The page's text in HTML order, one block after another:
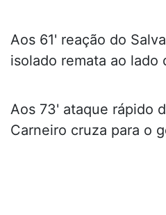
Aos 61' reação do
isolado remata ao lado
Aos 73' ataque rápido
Carneiro cruza para o